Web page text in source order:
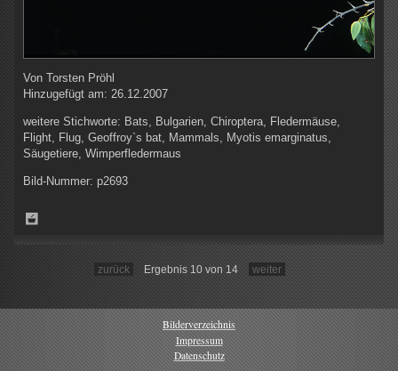
Von Torsten Pröhl
Hinzugefügt am: 26.12.2007
weitere Stichworte: Bats, Bulgarien, Chiroptera, Fledermäuse,
Flight, Flug, Geoffroy`s bat, Mammals, Myotis emarginatus,
Säugetiere, Wimperfledermaus
Bild-Nummer: p2693
zurück Ergebnis 10 von 14 weiter
Bilderverzeichnis
Impressum
Datenschutz